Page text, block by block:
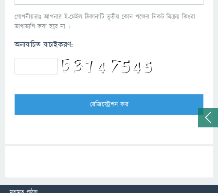
গোপনীয়তাঃ আপনার ই-মেইল ঠিকানাটি তৃতীয় কোন পক্ষের নিকট বিক্রয় কিংবা
ভাগাভাগি করা হবে না ।
অনাযাচিত যাচাইকরণ: